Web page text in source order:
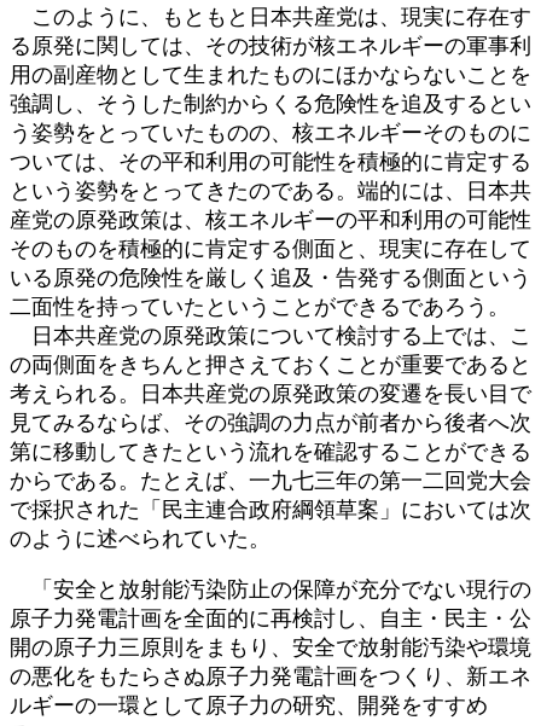
このように、もともと日本共産党は、現実に存在す
る原発に関しては、その技術が核エネルギーの軍事利
用の副産物として生まれたものにほかならないことを
強調し、そうした制約からくる危険性を追及するとい
う姿勢をとっていたものの、核エネルギーそのものに
ついては、その平和利用の可能性を積極的に肯定する
という姿勢をとってきたのである。端的には、日本共
産党の原発政策は、核エネルギーの平和利用の可能性
そのものを積極的に肯定する側面と、現実に存在して
いる原発の危険性を厳しく追及・告発する側面という
二面性を持っていたということができるであろう。
日本共産党の原発政策について検討する上では、こ
の両側面をきちんと押さえておくことが重要であると
考えられる。日本共産党の原発政策の変遷を長い目で
見てみるならば、その強調の力点が前者から後者へ次
第に移動してきたという流れを確認することができる
からである。たとえば、一九七三年の第一二回党大会
で採択された「民主連合政府綱領草案」においては次
のように述べられていた。
「安全と放射能汚染防止の保障が充分でない現行の
原子力発電計画を全面的に再検討し、自主・民主・公
開の原子力三原則をまもり、安全で放射能汚染や環境
の悪化をもたらさぬ原子力発電計画をつくり、新エネ
ルギーの一環として原子力の研究、開発をすすめ